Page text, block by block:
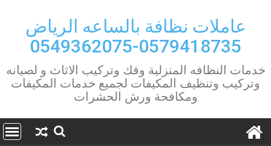
contentعاملات نظافة بالساعه الرياض
0579418735-0549362075
خدمات النظافه المنزلية وفك وتركيب الاثاث و لصيانه
وتركيب وتنظيف المكيفات لجميع خدمات المكيفات
ومكافحة ورش الحشرات